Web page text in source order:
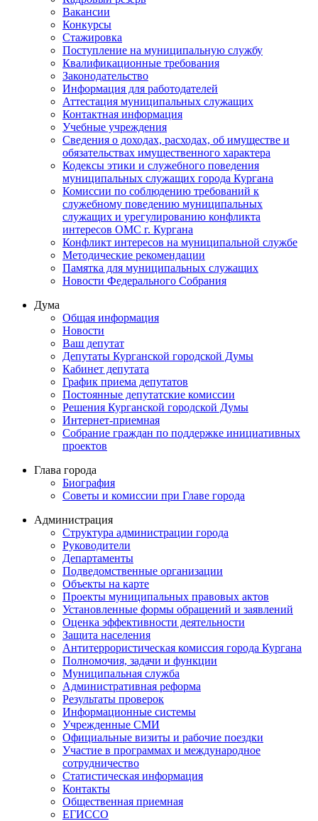
Вакансии
Конкурсы
Стажировка
Поступление на муниципальную службу
Квалификационные требования
Законодательство
Информация для работодателей
Аттестация муниципальных служащих
Контактная информация
Учебные учреждения
Сведения о доходах, расходах, об имуществе и
обязательствах имущественного характера
Кодексы этики и служебного поведения
муниципальных служащих города Кургана
Комиссии по соблюдению требований к
служебному поведению муниципальных
служащих и урегулированию конфликта
интересов ОМС г. Кургана
Конфликт интересов на муниципальной службе
Методические рекомендации
Памятка для муниципальных служащих
Новости Федерального Cобрания
Дума
Общая информация
Новости
Ваш депутат
Депутаты Курганской городской Думы
Кабинет депутата
График приема депутатов
Постоянные депутатские комиссии
Решения Курганской городской Думы
Интернет-приемная
Собрание граждан по поддержке инициативных
проектов
Глава города
Биография
Советы и комиссии при Главе города
Администрация
Структура администрации города
Руководители
Департаменты
Подведомственные организации
Объекты на карте
Проекты муниципальных правовых актов
Установленные формы обращений и заявлений
Оценка эффективности деятельности
Защита населения
Антитеррористическая комиссия города Кургана
Полномочия, задачи и функции
Муниципальная служба
Административная реформа
Результаты проверок
Информационные системы
Учрежденные СМИ
Официальные визиты и рабочие поездки
Участие в программах и международное
сотрудничество
Статистическая информация
Контакты
Общественная приемная
ЕГИССО